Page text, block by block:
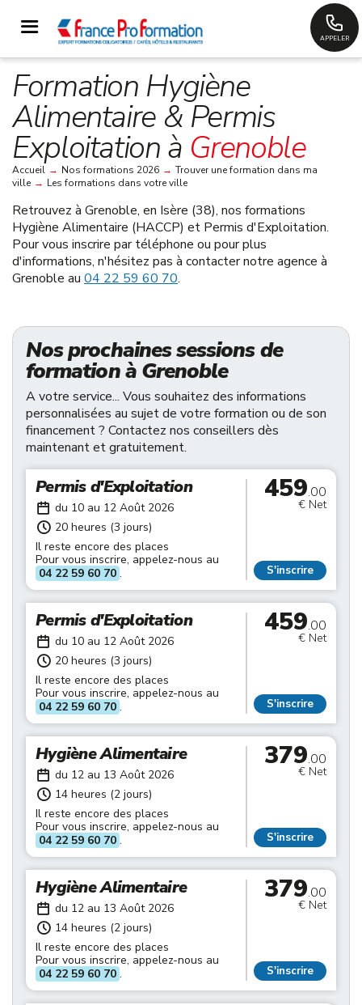
APPELER
Formation Hygiène
Alimentaire & Permis
Exploitation à Grenoble
Accueil → Nos formations 2026 → Trouver une formation dans ma
ville → Les formations dans votre ville
Retrouvez à Grenoble, en Isère (38), nos formations
Hygiène Alimentaire (HACCP) et Permis d'Exploitation.
Pour vous inscrire par téléphone ou pour plus
d'informations, n'hésitez pas à contacter notre agence à
Grenoble au 04 22 59 60 70.
Nos prochaines sessions de
formation à Grenoble
A votre service... Vous souhaitez des informations
personnalisées au sujet de votre formation ou de son
financement ? Contactez nos conseillers dès
maintenant et gratuitement.
Permis d'Exploitation
du 10 au 12 Août 2026
20 heures (3 jours)
Il reste encore des places
Pour vous inscrire, appelez-nous au
04 22 59 60 70 .
459.00
€ Net
S'inscrire
Permis d'Exploitation
du 10 au 12 Août 2026
20 heures (3 jours)
Il reste encore des places
Pour vous inscrire, appelez-nous au
04 22 59 60 70 .
459.00
€ Net
S'inscrire
Hygiène Alimentaire
du 12 au 13 Août 2026
14 heures (2 jours)
Il reste encore des places
Pour vous inscrire, appelez-nous au
04 22 59 60 70 .
379.00
€ Net
S'inscrire
Hygiène Alimentaire
du 12 au 13 Août 2026
14 heures (2 jours)
Il reste encore des places
Pour vous inscrire, appelez-nous au
04 22 59 60 70 .
379.00
€ Net
S'inscrire